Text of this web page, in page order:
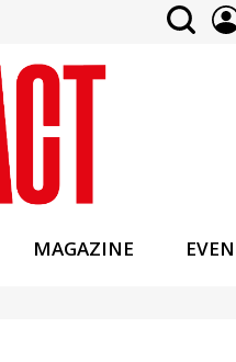
MAGAZINE